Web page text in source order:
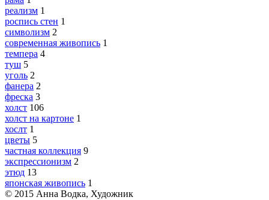
реализм 1
роспись стен 1
символизм 2
современная живопись 1
темпера 4
туш 5
уголь 2
фанера 2
фреска 3
холст 106
холст на картоне 1
хослт 1
цветы 5
частная коллекция 9
экспрессионизм 2
этюд 13
японская живопись 1
© 2015 Анна Водка, Художник